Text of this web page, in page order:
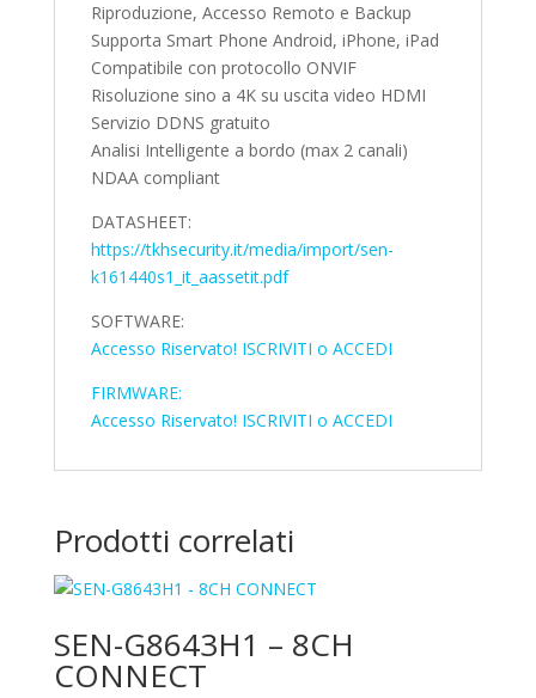
Riproduzione, Accesso Remoto e Backup
Supporta Smart Phone Android, iPhone, iPad
Compatibile con protocollo ONVIF
Risoluzione sino a 4K su uscita video HDMI
Servizio DDNS gratuito
Analisi Intelligente a bordo (max 2 canali)
NDAA compliant
DATASHEET:
https://tkhsecurity.it/media/import/sen-
k161440s1_it_aassetit.pdf
SOFTWARE:
Accesso Riservato! ISCRIVITI o ACCEDI
FIRMWARE:
Accesso Riservato! ISCRIVITI o ACCEDI
Prodotti correlati
SEN-G8643H1 – 8CH
CONNECT